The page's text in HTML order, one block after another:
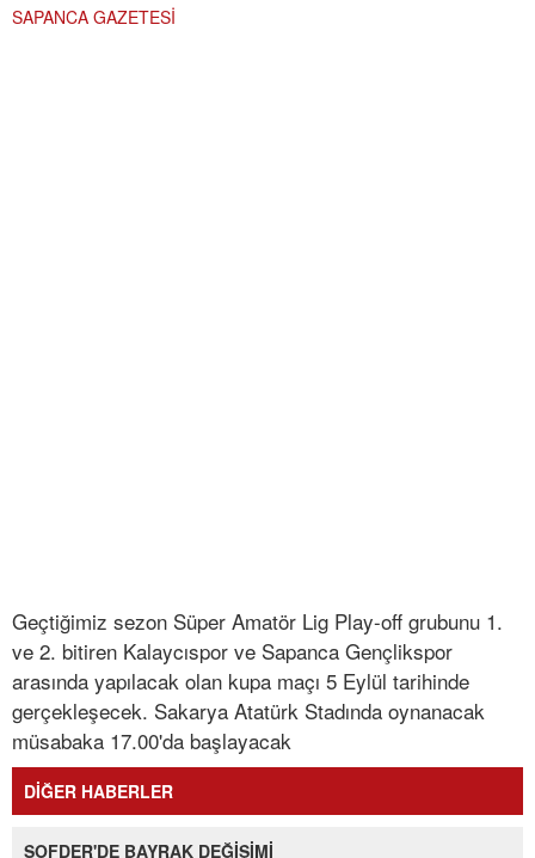
SAPANCA GAZETESİ
Geçtiğimiz sezon Süper Amatör Lig Play-off grubunu 1.
ve 2. bitiren Kalaycıspor ve Sapanca Gençlikspor
arasında yapılacak olan kupa maçı 5 Eylül tarihinde
gerçekleşecek. Sakarya Atatürk Stadında oynanacak
müsabaka 17.00'da başlayacak
DİĞER HABERLER
SOFDER'DE BAYRAK DEĞİŞİMİ